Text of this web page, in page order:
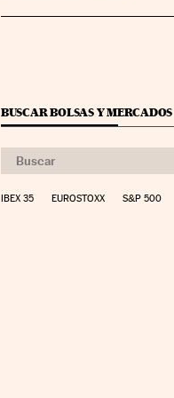
BUSCAR BOLSAS Y MERCADOS
IBEX 35 EUROSTOXX S&P 500